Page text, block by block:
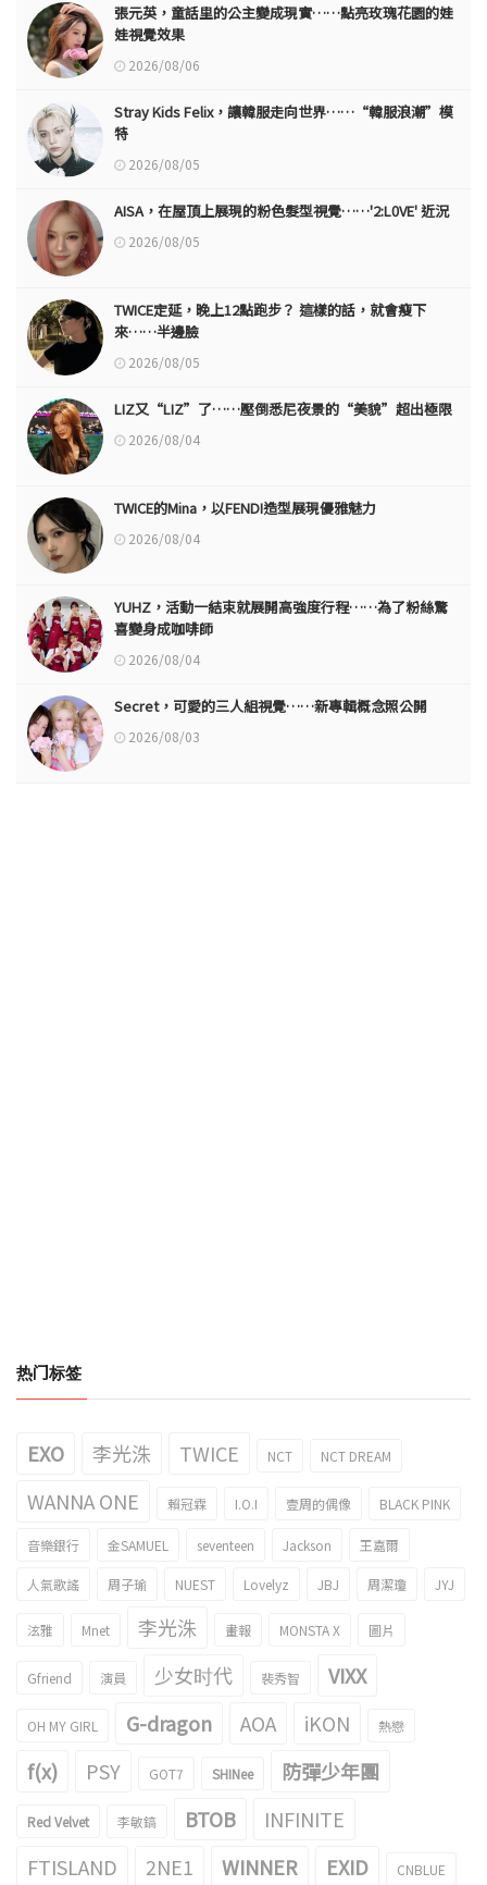
張元英，童話里的公主變成現實……點亮玫瑰花園的娃
娃視覺效果
2026/08/06
Stray Kids Felix，讓韓服走向世界……“韓服浪潮”模
特
2026/08/05
AISA，在屋頂上展現的粉色髮型視覺……'2:L0VE' 近況
2026/08/05
TWICE定延，晚上12點跑步？ 這樣的話，就會瘦下
來……半邊臉
2026/08/05
LIZ又“LIZ”了……壓倒悉尼夜景的“美貌”超出極限
2026/08/04
TWICE的Mina，以FENDI造型展現優雅魅力
2026/08/04
YUHZ，活動一結束就展開高強度行程……為了粉絲驚
喜變身成咖啡師
2026/08/04
Secret，可愛的三人組視覺……新專輯概念照公開
2026/08/03
热门标签
EXO 李光洙 TWICE NCT NCT DREAM
WANNA ONE 賴冠霖 I.O.I 壹周的偶像 BLACK PINK
音樂銀行 金SAMUEL seventeen Jackson 王嘉爾
人氣歌謠 周子瑜 NUEST Lovelyz JBJ 周潔瓊 JYJ
泫雅 Mnet 李光洙 畫報 MONSTA X 圖片
Gfriend 演員 少女时代 裴秀智 VIXX
OH MY GIRL G-dragon AOA iKON 熱戀
f(x) PSY GOT7 SHINee 防彈少年團
Red Velvet 李敏鎬 BTOB
INFINITE
FTISLAND
2NE1 WINNER EXID CNBLUE